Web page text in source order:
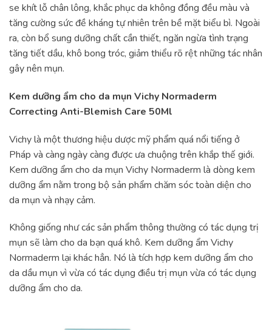
se khít lỗ chân lông, khắc phục da không đồng đều màu và
tăng cường sức đề kháng tự nhiên trên bề mặt biểu bì. Ngoài
ra, còn bổ sung dưỡng chất cần thiết, ngăn ngừa tình trạng
tăng tiết dầu, khô bong tróc, giảm thiểu rõ rệt những tác nhân
gây nên mụn.
Kem dưỡng ẩm cho da mụn Vichy Normaderm
Correcting Anti-Blemish Care 50Ml
Vichy là một thương hiệu dược mỹ phẩm quá nổi tiếng ở
Pháp và càng ngày càng được ưa chuộng trên khắp thế giới.
Kem dưỡng ẩm cho da mụn Vichy Normaderm là dòng kem
dưỡng ẩm nằm trong bộ sản phẩm chăm sóc toàn diện cho
da mụn và nhạy cảm.
Không giống như các sản phẩm thông thường có tác dụng trị
mụn sẽ làm cho da bạn quá khô. Kem dưỡng ẩm Vichy
Normaderm lại khác hẳn. Nó là tích hợp kem dưỡng ẩm cho
da dầu mụn vì vừa có tác dụng điều trị mụn vừa có tác dụng
dưỡng ẩm cho da.